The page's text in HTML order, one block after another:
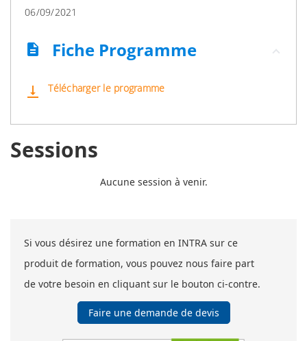
06/09/2021
description Fiche Programme
vertical_align_bottom Télécharger le programme
Sessions
Aucune session à venir.
Si vous désirez une formation en INTRA sur ce
produit de formation, vous pouvez nous faire part
de votre besoin en cliquant sur le bouton ci-contre.
Faire une demande de devis